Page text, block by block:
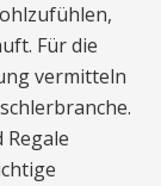
Für die
vermitteln